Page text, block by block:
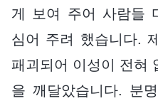
게 보여 주어 사람들
심어 주려 했습니다.
패괴되어 이성이 전혀
을 깨달았습니다. 분